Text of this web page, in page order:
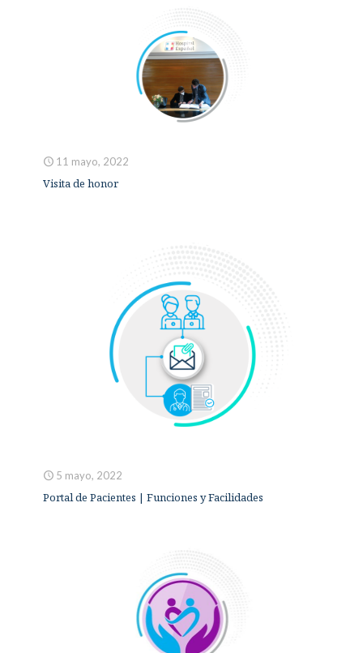
11 mayo, 2022
Visita de honor
5 mayo, 2022
Portal de Pacientes | Funciones y Facilidades